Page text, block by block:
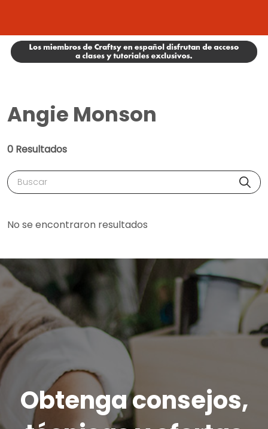
Angie Monson
0 Resultados
Buscar
No se encontraron resultados
Obtenga consejos,